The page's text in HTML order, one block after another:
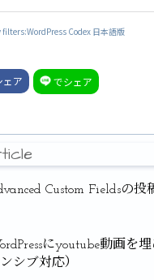
Codex 日本語版
ア でシェア
Custom Fieldsの投
にyoutube動画を埋
シブ対応）